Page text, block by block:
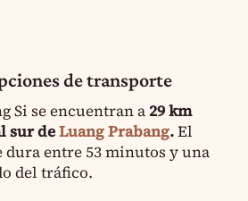
de transporte
Si se encuentran a 29 km
sur deLuang Prabang.El
dura entre 53 minutos y una
del tráfico.